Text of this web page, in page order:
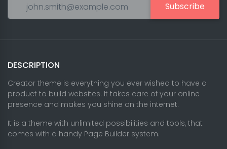
Subscribe
DESCRIPTION
Creator theme is everything you ever wished to have a
product to build websites. It takes care of your online
presence and makes you shine on the internet.
It is a theme with unlimited possibilities and tools, that
comes with a handy Page Builder system.